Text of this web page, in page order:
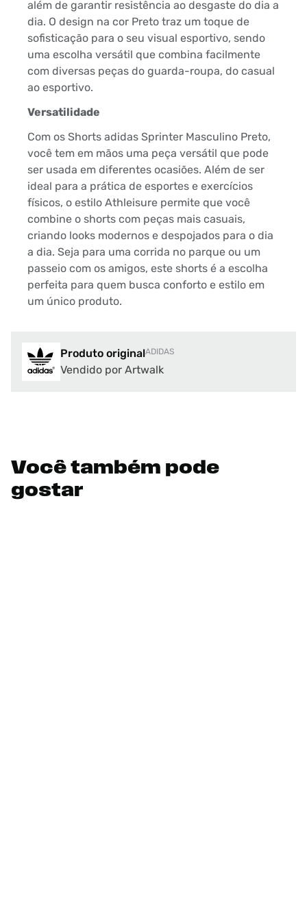
além de garantir resistência ao desgaste do dia a
dia. O design na cor Preto traz um toque de
sofisticação para o seu visual esportivo, sendo
uma escolha versátil que combina facilmente
com diversas peças do guarda-roupa, do casual
ao esportivo.
Versatilidade
Com os Shorts adidas Sprinter Masculino Preto,
você tem em mãos uma peça versátil que pode
ser usada em diferentes ocasiões. Além de ser
ideal para a prática de esportes e exercícios
físicos, o estilo Athleisure permite que você
combine o shorts com peças mais casuais,
criando looks modernos e despojados para o dia
a dia. Seja para uma corrida no parque ou um
passeio com os amigos, este shorts é a escolha
perfeita para quem busca conforto e estilo em
um único produto.
Produto originalADIDAS
Vendido por Artwalk
Você também pode
gostar